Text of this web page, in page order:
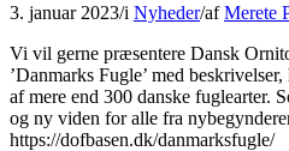
3. januar 2023/i Nyheder/afMerete
Vi vil gerne præsentere Dansk
’Danmarks Fugle’ med
af mere end 300 danske fuglearter.
og ny viden for alle fra
https://dofbasen.dk/danmarksfugle/